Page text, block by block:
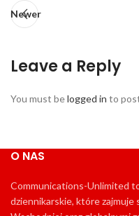
Newer
Leave a Reply
You must belogged in to
O NAS
Communications-Unlimited
dziennikarskie, które